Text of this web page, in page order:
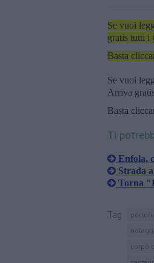
Se vuoi
gratis tutti i
Basta
Se vuoi
Arriva
Basta
Ti
Enfola,
Strada
Torna
Tag
corpo